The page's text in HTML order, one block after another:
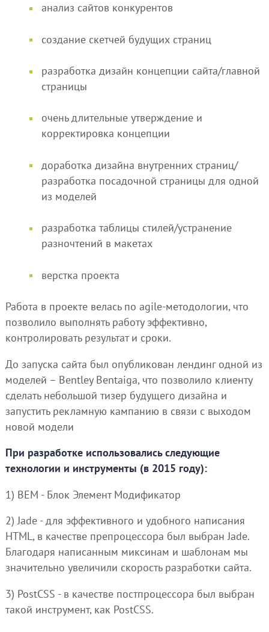
анализ сайтов конкурентов
создание скетчей будущих страниц
разработка дизайн концепции сайта/главной
страницы
очень длительные утверждение и
корректировка концепции
доработка дизайна внутренних страниц/
разработка посадочной страницы для одной
из моделей
разработка таблицы стилей/устранение
разночтений в макетах
верстка проекта
Работа в проекте велась по agile-методологии, что
позволило выполнять работу эффективно,
контролировать результат и сроки.
До запуска сайта был опубликован лендинг одной из
моделей – Bentley Bentaiga, что позволило клиенту
сделать небольшой тизер будущего дизайна и
запустить рекламную кампанию в связи с выходом
новой модели
При разработке использовались следующие
технологии и инструменты (в 2015 году):
1) BEM - Блок Элемент Модификатор
2) Jade - для эффективного и удобного написания
HTML, в качестве препроцессора был выбран Jade.
Благодаря написанным миксинам и шаблонам мы
значительно увеличили скорость разработки сайта.
3) PostCSS - в качестве постпроцессора был выбран
такой инструмент, как PostCSS.